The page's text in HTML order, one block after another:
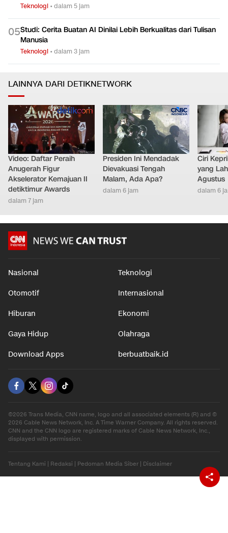
Teknologi •dalam 5 jam
05Studi: Cerita Buatan AI Dinilai Lebih Berkualitas dari Tulisan
Manusia
Teknologi •dalam 3 jam
LAINNYA DARI DETIKNETWORK
Video: Daftar Peraih
Anugerah Figur
Akselerator Kemajuan II
detiktimur Awards
dalam 7 jam
Presiden Ini Mendadak
Dievakuasi Tengah
Malam, Ada Apa?
dalam 6 jam
Ciri
yang
Agustus
dalam 6
Nasional Teknologi
Otomotif Internasional
Hiburan Ekonomi
Gaya Hidup Olahraga
Download Apps berbuatbaik.id
©2026 Trans Media, CNN name, logo and all associated elements (R) and ©
2026 Cable News Network, Inc. A Time Warner Company. All rights reserved.
CNN and the CNN logo are registered marks of Cable News Network, Inc.,
displayed with permission.
Tentang Kami | Redaksi | Pedoman Media Siber | Disclaimer